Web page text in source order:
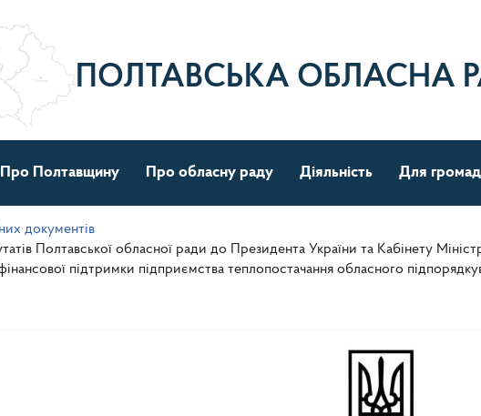
ПОЛТАВСЬКА ОБЛАСНА
Про Полтавщину Про обласну раду Діяльність Для
документів
Полтавської обласної ради до Президента України та Кабінету
підтримки підприємства теплопостачання обласного